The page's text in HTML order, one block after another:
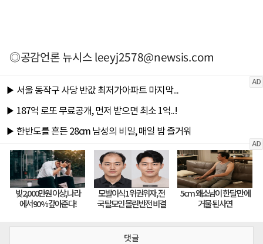
◎공감언론 뉴시스leeyj2578@newsis.com
댓글